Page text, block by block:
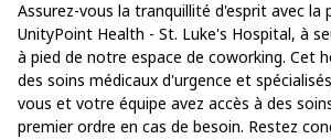
Assurez-vous la tranquillité d'esprit avec la
UnityPoint Health - St. Luke's Hospital, à
à pied de notre espace de coworking. Cet
des soins médicaux d'urgence et
vous et votre équipe avez accès à des
premier ordre en cas de besoin. Restez